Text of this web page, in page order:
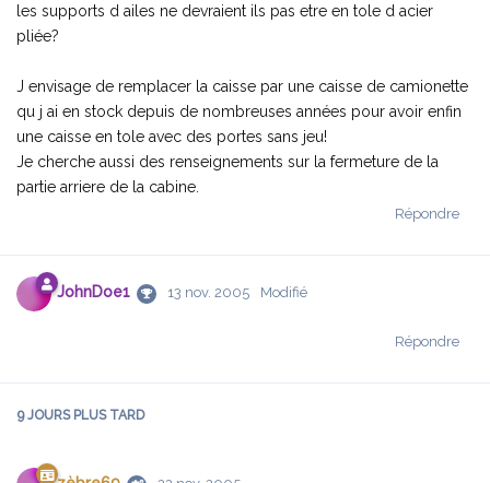
les supports d ailes ne devraient ils pas etre en tole d acier
pliée?
J envisage de remplacer la caisse par une caisse de camionette
qu j ai en stock depuis de nombreuses années pour avoir enfin
une caisse en tole avec des portes sans jeu!
Je cherche aussi des renseignements sur la fermeture de la
partie arriere de la cabine.
Répondre
JohnDoe1 13 nov. 2005 Modifié
Répondre
9 JOURSPLUS TARD